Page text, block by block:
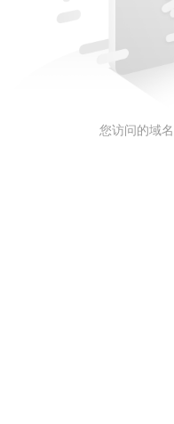
您访问的域